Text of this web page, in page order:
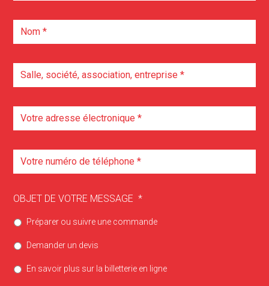
OBJET DE VOTRE MESSAGE *
Préparer ou suivre une commande
Demander un devis
En savoir plus sur la billetterie en ligne